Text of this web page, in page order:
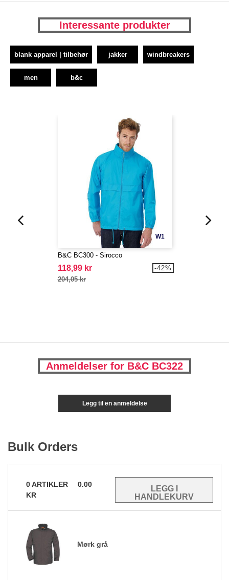
Interessante produkter
blank apparel | tilbehør jakker windbreakers
men b&c
W1
B&C BC300 - Sirocco
118,99 kr
204,05 kr
-42%
Anmeldelser for B&C BC322
Legg til en anmeldelse
Bulk Orders
0ARTIKLER
0.00
KR
Mørk grå